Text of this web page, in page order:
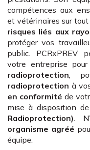
compétences aux
et vétérinaires sur
risques liés aux
protéger vos
public. PCRxPREV
votre entreprise
radioprotection,
radioprotection à
en conformité de
mise à disposition
Radioprotection).
organisme agréé
équipe.